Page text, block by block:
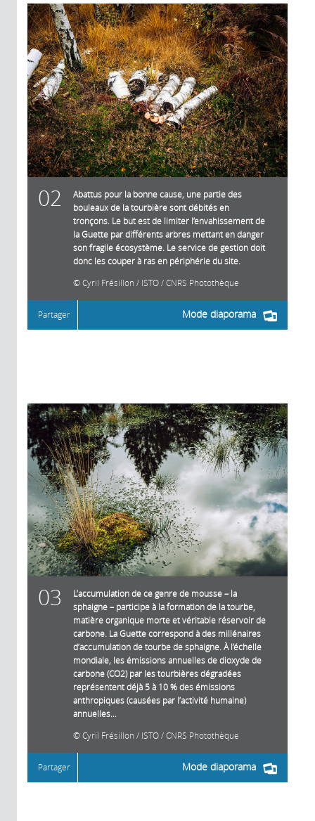
02
Abattus pour la bonne cause, une partie des
bouleaux de la tourbière sont débités en
tronçons. Le but est de limiter l’envahissement de
la Guette par différents arbres mettant en danger
son fragile écosystème. Le service de gestion doit
donc les couper à ras en périphérie du site.
Cyril Frésillon / ISTO / CNRS Photothèque
Mode diaporama
Partager
03
L’accumulation de ce genre de mousse – la
sphaigne – participe à la formation de la tourbe,
matière organique morte et véritable réservoir de
carbone. La Guette correspond à des millénaires
d’accumulation de tourbe de sphaigne. À l’échelle
mondiale, les émissions annuelles de dioxyde de
carbone (CO2) par les tourbières dégradées
représentent déjà 5 à 10 % des émissions
anthropiques (causées par l’activité humaine)
annuelles…
Cyril Frésillon / ISTO / CNRS Photothèque
Mode diaporama
Partager